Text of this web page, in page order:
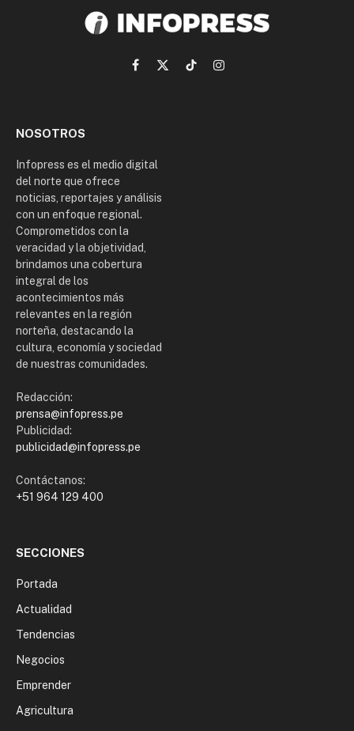
Facebook
X
TikTokInstagram
NOSOTROS
Infopress es el medio digital
del norte que ofrece
noticias, reportajes y análisis
con un enfoque regional.
Comprometidos con la
veracidad y la objetividad,
brindamos una cobertura
integral de los
acontecimientos más
relevantes en la región
norteña, destacando la
cultura, economía y sociedad
de nuestras comunidades.
Redacción:
prensa@infopress.pe
Publicidad:
publicidad@infopress.pe
Contáctanos:
+51 964 129 400
SECCIONES
Portada
Actualidad
Tendencias
Negocios
Emprender
Agricultura